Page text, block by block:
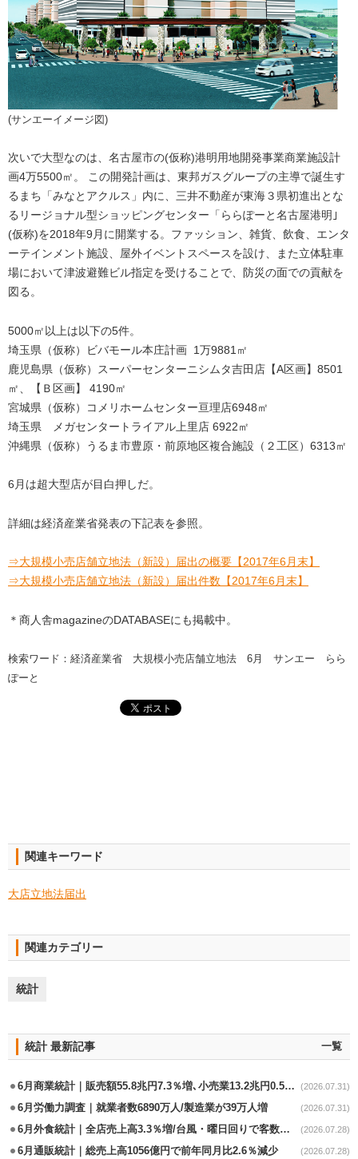
(サンエーイメージ図)
次いで大型なのは、名古屋市の(仮称)港明用地開発事業商業施設計
画4万5500㎡。 この開発計画は、東邦ガスグループの主導で誕生す
るまち「みなとアクルス」内に、三井不動産が東海３県初進出とな
るリージョナル型ショッピングセンター「ららぽーと名古屋港明｣
(仮称)を2018年9月に開業する。ファッション、雑貨、飲食、エンタ
ーテインメント施設、屋外イベントスペースを設け、また立体駐車
場において津波避難ビル指定を受けることで、防災の面での貢献を
図る。
5000㎡以上は以下の5件。
埼玉県（仮称）ビバモール本庄計画 1万9881㎡
鹿児島県（仮称）スーパーセンターニシムタ吉田店【A区画】8501
㎡、【Ｂ区画】 4190㎡
宮城県（仮称）コメリホームセンター亘理店6948㎡
埼玉県 メガセンタートライアル上里店 6922㎡
沖縄県（仮称）うるま市豊原・前原地区複合施設（２工区）6313㎡
6月は超大型店が目白押しだ。
詳細は経済産業省発表の下記表を参照。
⇒大規模小売店舗立地法（新設）届出の概要【2017年6月末】
⇒大規模小売店舗立地法（新設）届出件数【2017年6月末】
＊商人舎magazineのDATABASEにも掲載中。
検索ワード：経済産業省 大規模小売店舗立地法 6月 サンエー らら
ぽーと
関連キーワード
大店立地法届出
関連カテゴリー
統計
統計 最新記事 一覧
6月商業統計｜販売額55.8兆円7.3％増､小売業13.2兆円0.5％増 (2026.07.31)
6月労働力調査｜就業者数6890万人/製造業が39万人増 (2026.07.31)
6月外食統計｜全店売上高3.3％増/台風・曜日回りで客数失速も単価上昇が下支え (2026.07.28)
6月通販統計｜総売上高1056億円で前年同月比2.6％減少 (2026.07.28)